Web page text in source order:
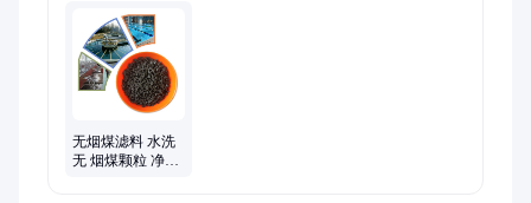
土、沸石粉、木粉、重钙、轻钙、磁粉、膨润土、锰砂、硅灰、
活性白土、石英粉、萤石粉、重晶石粉、高岭土、莫来砂、珍珠
岩粉、白水泥、远红外粉
无烟煤滤料 水洗
无 烟煤颗粒 净水